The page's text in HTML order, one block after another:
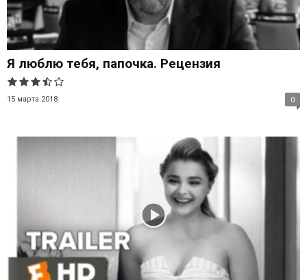
Я люблю тебя, папочка. Рецензия
15 марта 2018 0